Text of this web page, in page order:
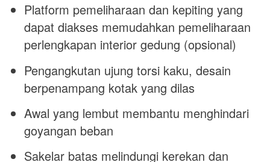
Platform pemeliharaan dan kepiting yang
dapat diakses memudahkan pemeliharaan
perlengkapan interior gedung (opsional)
Pengangkutan ujung torsi kaku, desain
berpenampang kotak yang dilas
Awal yang lembut membantu menghindari
goyangan beban
Sakelar batas melindungi kerekan dan